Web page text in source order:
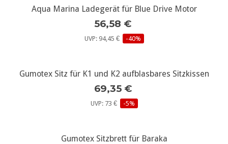
Aqua Marina Ladegerät für Blue Drive Motor
56,58 €
UVP: 94,45 € -40%
Gumotex Sitz für K1 und K2 aufblasbares Sitzkissen
69,35 €
UVP: 73 € -5%
Gumotex Sitzbrett für Baraka